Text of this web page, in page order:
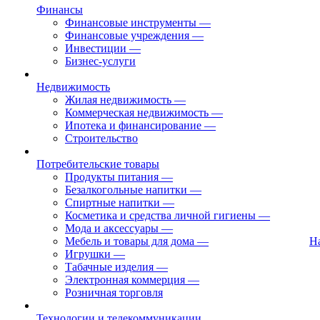
Финансы
Финансовые инструменты —
Финансовые учреждения —
Инвестиции —
Бизнес-услуги
Недвижимость
Жилая недвижимость —
Коммерческая недвижимость —
Ипотека и финансирование —
Строительство
Потребительские товары
Продукты питания —
Безалкогольные напитки —
Спиртные напитки —
Косметика и средства личной гигиены —
Мода и аксессуары —
Мебель и товары для дома —
Игрушки —
Табачные изделия —
Электронная коммерция —
Розничная торговля